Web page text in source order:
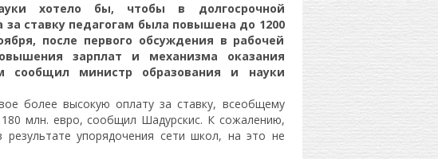
хотело бы, чтобы в долгосрочной
ставку педагогам была повышена до 1200
после первого обсуждения в рабочей
зарплат и механизма оказания
сообщил министр образования и науки
более высокую оплату за ставку, всеобщему
млн. евро, сообщил Шадурскис. К сожалению,
упорядочения сети школ, на это не